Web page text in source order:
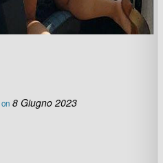
on 8 Giugno 2023